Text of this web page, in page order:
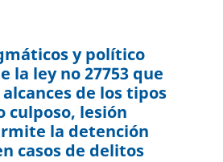
y político
la ley no 27753 que
de los tipos
culposo, lesión
la detención
casos de delitos